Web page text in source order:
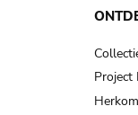
Project